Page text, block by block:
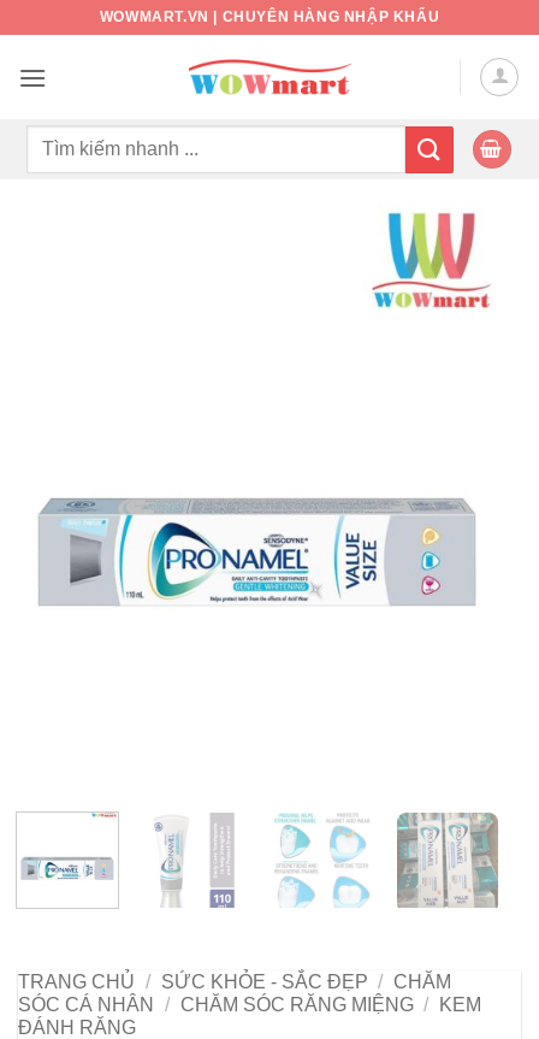
nội
WOWMART.VN | CHUYÊN HÀNG NHẬP KHẨU
Tìm
TRANG CHỦ / SỨC KHỎE - SẮC ĐẸP / CHĂM
SÓC CÁ NHÂN
/ CHĂM SÓC RĂNG MIỆNG /
KEM
ĐÁNH RĂNG